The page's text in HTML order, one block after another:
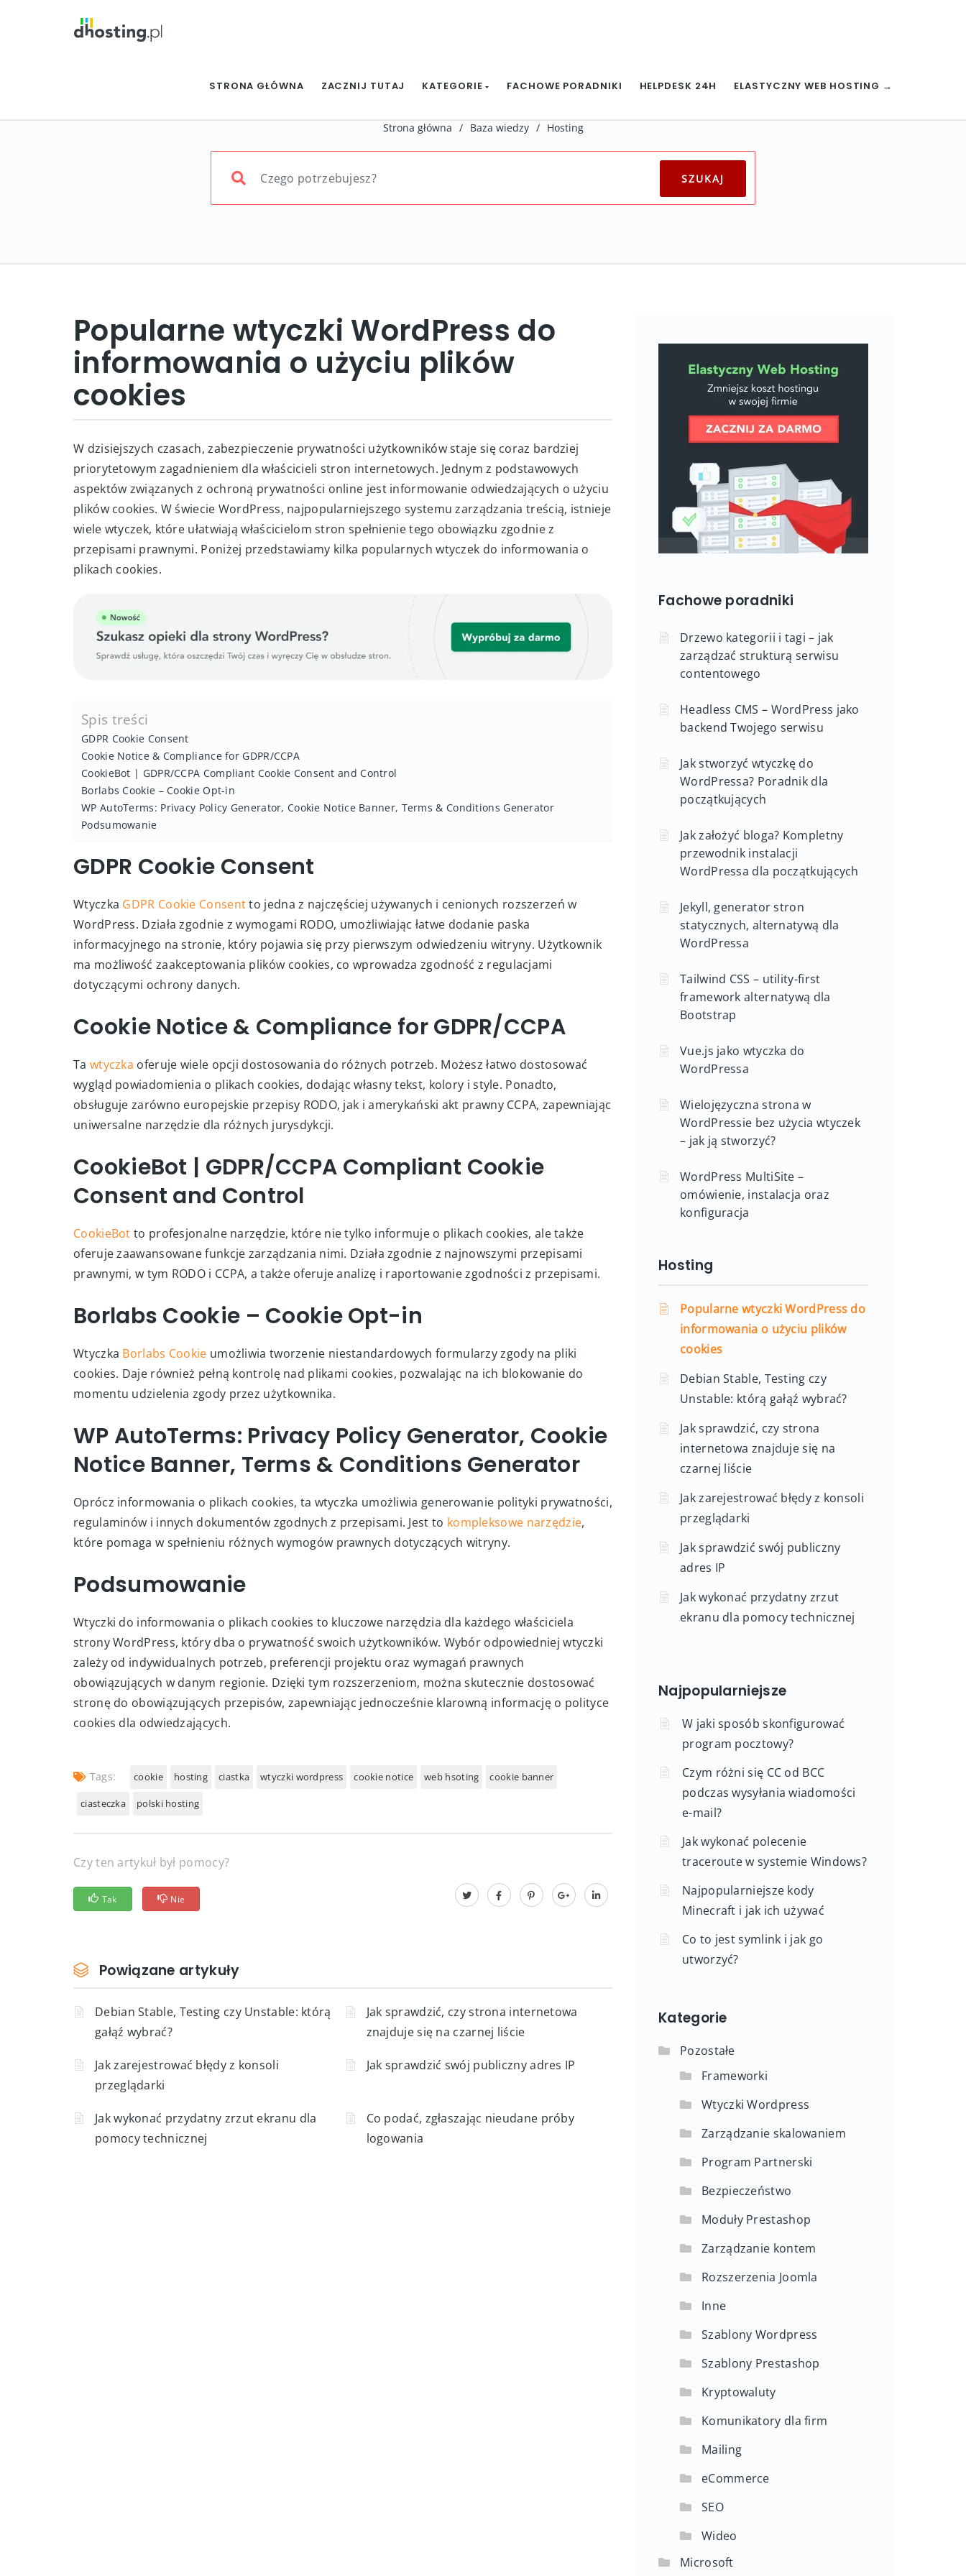
STRONA GŁÓWNA ZACZNIJ TUTAJ KATEGORIE FACHOWE PORADNIKI HELPDESK 24H ELASTYCZNY WEB HOSTING →
Strona główna / Baza wiedzy / Hosting
Popularne wtyczki WordPress do
informowania o użyciu plików
cookies
W dzisiejszych czasach, zabezpieczenie prywatności użytkowników staje się coraz bardziej
priorytetowym zagadnieniem dla właścicieli stron internetowych. Jednym z podstawowych
aspektów związanych z ochroną prywatności online jest informowanie odwiedzających o użyciu
plików cookies. W świecie WordPress, najpopularniejszego systemu zarządzania treścią, istnieje
wiele wtyczek, które ułatwiają właścicielom stron spełnienie tego obowiązku zgodnie z
przepisami prawnymi. Poniżej przedstawiamy kilka popularnych wtyczek do informowania o
plikach cookies.
Spis treści
GDPR Cookie Consent
Cookie Notice & Compliance for GDPR/CCPA
CookieBot | GDPR/CCPA Compliant Cookie Consent and Control
Borlabs Cookie – Cookie Opt-in
WP AutoTerms: Privacy Policy Generator, Cookie Notice Banner, Terms & Conditions Generator
Podsumowanie
GDPR Cookie Consent
Wtyczka GDPR Cookie Consentto jedna z najczęściej używanych i cenionych rozszerzeń w
WordPress. Działa zgodnie z wymogami RODO, umożliwiając łatwe dodanie paska
informacyjnego na stronie, który pojawia się przy pierwszym odwiedzeniu witryny. Użytkownik
ma możliwość zaakceptowania plików cookies, co wprowadza zgodność z regulacjami
dotyczącymi ochrony danych.
Cookie Notice & Compliance for GDPR/CCPA
Ta wtyczka oferuje wiele opcji dostosowania do różnych potrzeb. Możesz łatwo dostosować
wygląd powiadomienia o plikach cookies, dodając własny tekst, kolory i style. Ponadto,
obsługuje zarówno europejskie przepisy RODO, jak i amerykański akt prawny CCPA, zapewniając
uniwersalne narzędzie dla różnych jurysdykcji.
CookieBot | GDPR/CCPA Compliant Cookie
Consent and Control
CookieBot to profesjonalne narzędzie, które nie tylko informuje o plikach cookies, ale także
oferuje zaawansowane funkcje zarządzania nimi. Działa zgodnie z najnowszymi przepisami
prawnymi, w tym RODO i CCPA, a także oferuje analizę i raportowanie zgodności z przepisami.
Borlabs Cookie – Cookie Opt-in
Wtyczka Borlabs Cookie umożliwia tworzenie niestandardowych formularzy zgody na pliki
cookies. Daje również pełną kontrolę nad plikami cookies, pozwalając na ich blokowanie do
momentu udzielenia zgody przez użytkownika.
WP AutoTerms: Privacy Policy Generator, Cookie
Notice Banner, Terms & Conditions Generator
Oprócz informowania o plikach cookies, ta wtyczka umożliwia generowanie polityki prywatności,
regulaminów i innych dokumentów zgodnych z przepisami. Jest to kompleksowe narzędzie,
które pomaga w spełnieniu różnych wymogów prawnych dotyczących witryny.
Podsumowanie
Wtyczki do informowania o plikach cookies to kluczowe narzędzia dla każdego właściciela
strony WordPress, który dba o prywatność swoich użytkowników. Wybór odpowiedniej wtyczki
zależy od indywidualnych potrzeb, preferencji projektu oraz wymagań prawnych
obowiązujących w danym regionie. Dzięki tym rozszerzeniom, można skutecznie dostosować
stronę do obowiązujących przepisów, zapewniając jednocześnie klarowną informację o polityce
cookies dla odwiedzających.
Tags: cookie hosting ciastka wtyczki wordpress cookie notice web hsoting cookie banner
ciasteczka polski hosting
Czy ten artykuł był pomocy?
Tak Nie
Powiązane artykuły
Debian Stable, Testing czy Unstable: którą
gałąź wybrać?
Jak sprawdzić, czy strona internetowa
znajduje się na czarnej liście
Jak zarejestrować błędy z konsoli
przeglądarki
Jak sprawdzić swój publiczny adres IP
Jak wykonać przydatny zrzut ekranu dla
pomocy technicznej
Co podać, zgłaszając nieudane próby
logowania
Fachowe poradniki
Drzewo kategorii i tagi – jak
zarządzać strukturą serwisu
contentowego
Headless CMS – WordPress jako
backend Twojego serwisu
Jak stworzyć wtyczkę do
WordPressa? Poradnik dla
początkujących
Jak założyć bloga? Kompletny
przewodnik instalacji
WordPressa dla początkujących
Jekyll, generator stron
statycznych, alternatywą dla
WordPressa
Tailwind CSS – utility-first
framework alternatywą dla
Bootstrap
Vue.js jako wtyczka do
WordPressa
Wielojęzyczna strona w
WordPressie bez użycia wtyczek
– jak ją stworzyć?
WordPress MultiSite –
omówienie, instalacja oraz
konfiguracja
Hosting
Popularne wtyczki WordPress do
informowania o użyciu plików
cookies
Debian Stable, Testing czy
Unstable: którą gałąź wybrać?
Jak sprawdzić, czy strona
internetowa znajduje się na
czarnej liście
Jak zarejestrować błędy z konsoli
przeglądarki
Jak sprawdzić swój publiczny
adres IP
Jak wykonać przydatny zrzut
ekranu dla pomocy technicznej
Najpopularniejsze
W jaki sposób skonfigurować
program pocztowy?
Czym różni się CC od BCC
podczas wysyłania wiadomości
e-mail?
Jak wykonać polecenie
traceroute w systemie Windows?
Najpopularniejsze kody
Minecraft i jak ich używać
Co to jest symlink i jak go
utworzyć?
Kategorie
Pozostałe
Frameworki
Wtyczki Wordpress
Zarządzanie skalowaniem
Program Partnerski
Bezpieczeństwo
Moduły Prestashop
Zarządzanie kontem
Rozszerzenia Joomla
Inne
Szablony Wordpress
Szablony Prestashop
Kryptowaluty
Komunikatory dla firm
Mailing
eCommerce
SEO
Wideo
Microsoft